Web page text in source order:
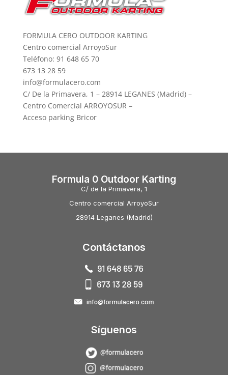
FORMULA CERO OUTDOOR KARTING
Centro comercial ArroyoSur
Teléfono: 91 648 65 70
673 13 28 59
info@formulacero.com
C/ De la Primavera, 1 – 28914 LEGANES (Madrid) –
Centro Comercial ARROYOSUR –
Acceso parking Bricor
Formula 0 Outdoor Karting
C/ de la Primavera, 1
Centro comercial ArroyoSur
28914 Leganes (Madrid)
Contáctanos
Síguenos